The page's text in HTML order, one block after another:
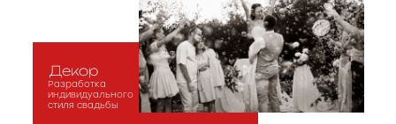
Декор
Разработка
индивидуального
стиля свадьбы